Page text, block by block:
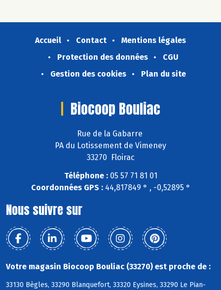
Accueil Contact
Mentions légales
Protection des données
CGU
Gestion des cookies
Plan du site
Biocoop Bouliac
Rue de la Gabarre
PA du Lotissement de Vimeney
33270 Floirac
Téléphone :05 57 71 81 01
Coordonnées GPS :44,817849 ° , -0,52895 °
Nous suivre sur
Votre magasin Biocoop Bouliac (33270) est proche de :
33130 Bègles, 33290 Blanquefort, 33320 Eysines, 33290 Le Pian-